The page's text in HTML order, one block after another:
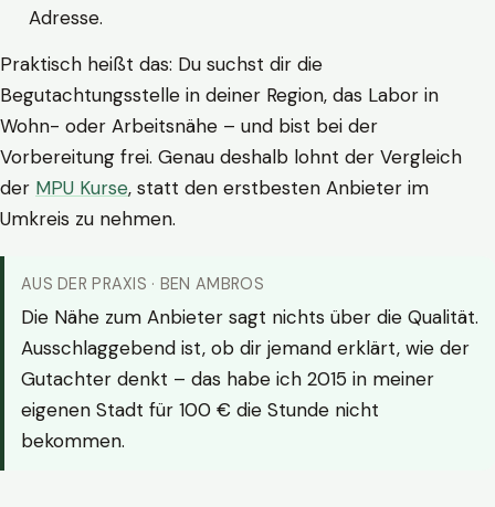
Adresse.
Praktisch heißt das: Du suchst dir die
Begutachtungsstelle in deiner Region, das Labor in
Wohn- oder Arbeitsnähe – und bist bei der
Vorbereitung frei. Genau deshalb lohnt der Vergleich
der MPU Kurse, statt den erstbesten Anbieter im
Umkreis zu nehmen.
AUS DER PRAXIS · BEN AMBROS
Die Nähe zum Anbieter sagt nichts über die Qualität.
Ausschlaggebend ist, ob dir jemand erklärt, wie der
Gutachter denkt – das habe ich 2015 in meiner
eigenen Stadt für 100 € die Stunde nicht
bekommen.